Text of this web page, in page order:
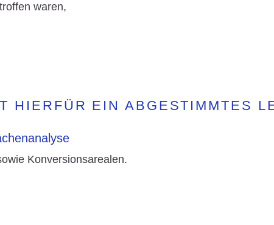
waren,
HIERFÜR EIN ABGESTIMMTES
Konversionsarealen.